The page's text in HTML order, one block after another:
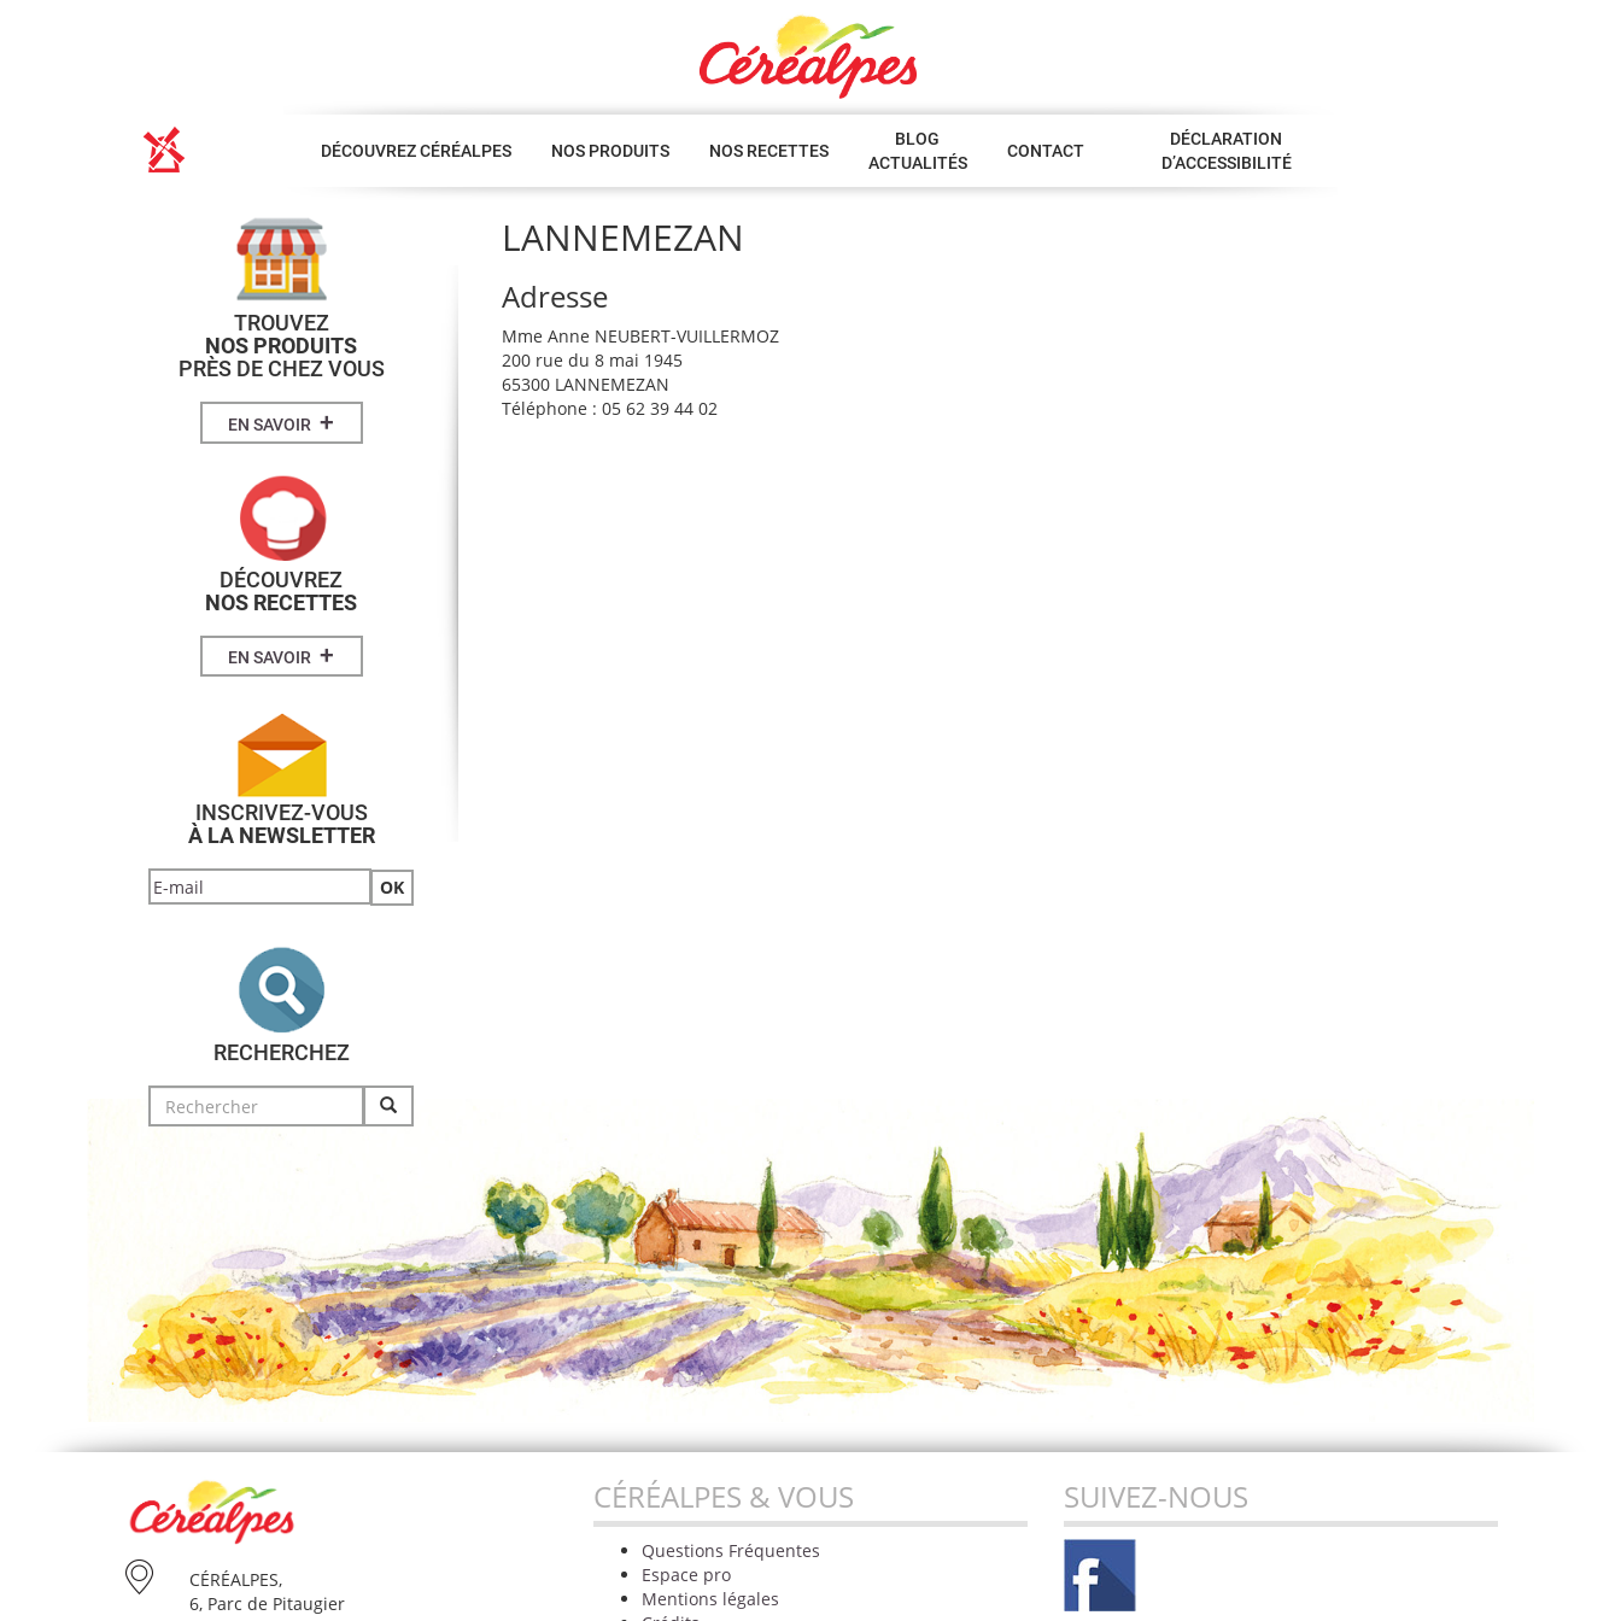
DÉCOUVREZ CÉRÉALPES NOS PRODUITS NOS RECETTES
BLOG
ACTUALITÉS
CONTACT
DÉCLARATION
D’ACCESSIBILITÉ
LANNEMEZAN
Adresse
Mme Anne NEUBERT-VUILLERMOZ
200 rue du 8 mai 1945
65300 LANNEMEZAN
Téléphone : 05 62 39 44 02
TROUVEZ
NOS PRODUITS
PRÈS DE CHEZ VOUS
EN SAVOIR +
DÉCOUVREZ
NOS RECETTES
EN SAVOIR +
INSCRIVEZ-VOUS
À LA NEWSLETTER
RECHERCHEZ
Search
for:
CÉRÉALPES,
6, Parc de Pitaugier
CÉRÉALPES & VOUS
Questions Fréquentes
Espace pro
Mentions légales
SUIVEZ-NOUS